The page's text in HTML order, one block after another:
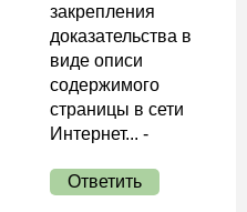
закрепления
доказательства в
виде описи
содержимого
страницы в сети
Интернет... -
Ответить